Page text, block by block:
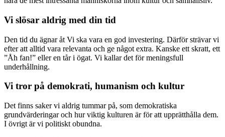
Vi slösar aldrig med din tid
Den tid du ägnar åt Vi ska vara en god investering. Därför strävar vi
efter att alltid vara relevanta och ge något extra. Kanske ett skratt, ett
”Åh fan!” eller en tår i ögat. Vi kallar det för meningsfull
underhållning.
Vi tror på demokrati, humanism och kultur
Det finns saker vi aldrig tummar på, som demokratiska
grundvärderingar och hur viktig kulturen är för att upprätthålla dem.
I övrigt är vi politiskt obundna.